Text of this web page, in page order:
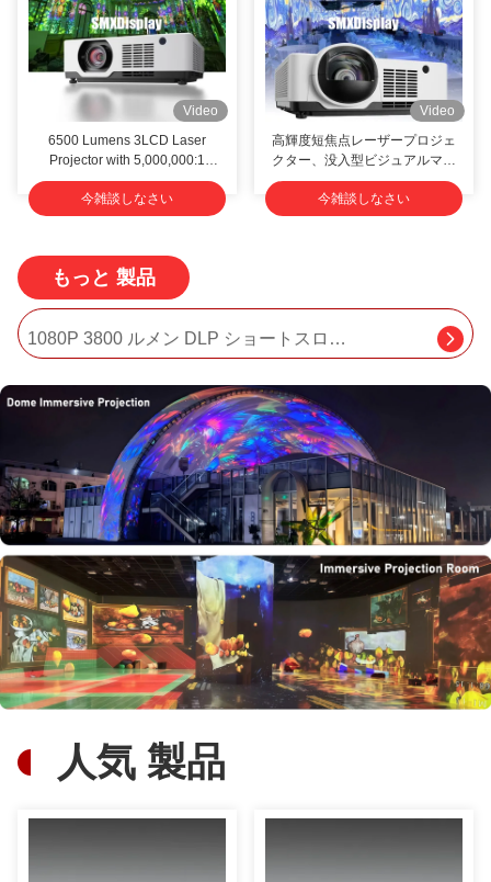
Video
6500 Lumens 3LCD Laser
Projector with 5,000,000:1
Contrast 300 Inch Screen and
30,000 Hours Lifespan
今雑談しなさい
Video
高輝度短焦点レーザープロジェ
クター、没入型ビジュアルマッ
ピング用
今雑談しなさい
もっと 製品
5000ルメン 3LCDホームシアターシステム プロジェクター 超長寿命のレーザー映画プロジェクター
1920*1200 液晶ディスプレイ 家庭用映画館 プロジェクター オーディオビジュアルルーム
プロフェッショナル 20000 ルメン 3LCDレーザープロジェクター 3Dマッピング大場投影
20000ルメン 3Dマッピング機器 レーザープロジェクター 没入プロジェクション
高明るさ3Dプロジェクトマッピングプロジェクター 20000ルメン
高明るさ標準 3LCDレーザープロジェクター 教育会議室
大規模な場所のための20000ルメン汎用性3Dマッピングプロジェクター
3840*2160 ホーム シアター プロジェクター 4k クリア アンド ブライト 16W スピーカーで完璧
人気 製品